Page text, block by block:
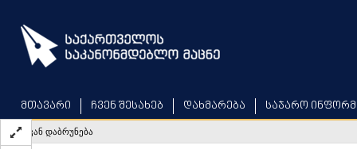
main
content
მთავარი ჩვენ შესახებ დახმარება საჯარო
უკან დაბრუნება